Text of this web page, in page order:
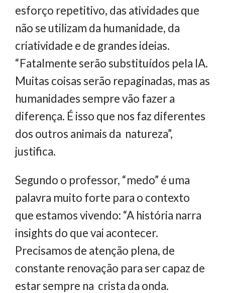
esforço repetitivo, das atividades que
não se utilizam da humanidade, da
criatividade e de grandes ideias.
“Fatalmente serão substituídos pela IA.
Muitas coisas serão repaginadas, mas as
humanidades sempre vão fazer a
diferença. É isso que nos faz diferentes
dos outros animais da natureza”,
justifica.
Segundo o professor, “medo” é uma
palavra muito forte para o contexto
que estamos vivendo: “A história narra
insights do que vai acontecer.
Precisamos de atenção plena, de
constante renovação para ser capaz de
estar sempre na crista da onda.